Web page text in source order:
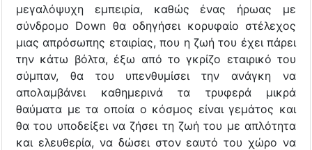
μεγαλόψυχη εμπειρία, καθώς ένας ήρωας με
σύνδρομο Down θα οδηγήσει κορυφαίο στέλεχος
μιας απρόσωπης εταιρίας, που η ζωή του έχει πάρει
την κάτω βόλτα, έξω από το γκρίζο εταιρικό του
σύμπαν, θα του υπενθυμίσει την ανάγκη να
απολαμβάνει καθημερινά τα τρυφερά μικρά
θαύματα με τα οποία ο κόσμος είναι γεμάτος και
θα του υποδείξει να ζήσει τη ζωή του με απλότητα
και ελευθερία, να δώσει στον εαυτό του χώρο να